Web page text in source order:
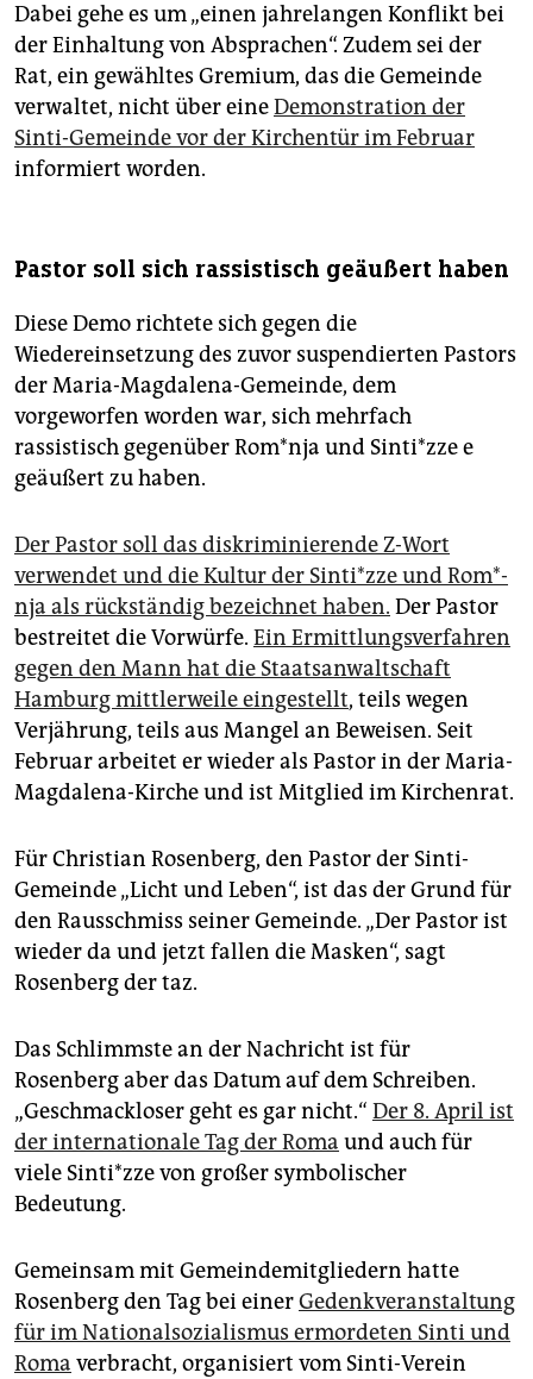
Dabei gehe es um „einen jahrelangen Konflikt bei
der Einhaltung von Absprachen“. Zudem sei der
Rat, ein gewähltes Gremium, das die Gemeinde
verwaltet, nicht über eineDemonstration der
Sinti-Gemeinde vor der Kirchentür im Februar
informiert worden.
Pastor soll sich rassistisch geäußert haben
Diese Demo richtete sich gegen die
Wiedereinsetzung des zuvor suspendierten Pastors
der Maria-Magdalena-Gemeinde, dem
vorgeworfen worden war, sich mehrfach
rassistisch gegenüber Rom*­nja und Sin­ti*z­ze e
geäußert zu haben.
Der Pastor soll das diskriminierende Z-Wort
verwendet und die Kultur der Sin­ti*z­ze und Rom*­
nja als rückständig bezeichnet haben. Der Pastor
bestreitet die Vorwürfe. Ein Ermittlungsverfahren
gegen den Mann hat die Staatsanwaltschaft
Hamburg mittlerweile eingestellt, teils wegen
Verjährung, teils aus Mangel an Beweisen. Seit
Februar arbeitet er wieder als Pastor in der Maria-
Magdalena-Kirche und ist Mitglied im Kirchenrat.
Für Christian Rosenberg, den Pastor der Sinti-
Gemeinde „Licht und Leben“, ist das der Grund für
den Rausschmiss seiner Gemeinde. „Der Pastor ist
wieder da und jetzt fallen die Masken“, sagt
Rosenberg der taz.
Das Schlimmste an der Nachricht ist für
Rosenberg aber das Datum auf dem Schreiben.
„Geschmackloser geht es gar nicht.“ Der 8. April ist
der internationale Tag der Roma und auch für
viele Sin­ti*z­ze von großer symbolischer
Bedeutung.
Gemeinsam mit Gemeindemitgliedern hatte
Rosenberg den Tag bei einerGedenkveranstaltung
für im Nationalsozialismus ermordeten Sinti und
Roma verbracht, organisiert vom Sinti-Verein